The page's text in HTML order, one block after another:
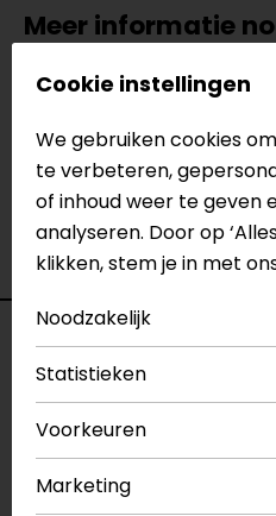
Meer informatie
Neem dancontactmet
Eindhoven, Vianen of
het product bekijken &
verkoopmedewerkers
Bekijk onze andere
Specificaties
Naam
Niergordel
Model
138245
Merk
Motoholic
Kleur
Zwart
Cookie instellingen
We gebruiken cookies
te verbeteren,
of inhoud weer te geven
analyseren. Door op
klikken, stem je in met
Noodzakelijk
Statistieken
Voorkeuren
Marketing